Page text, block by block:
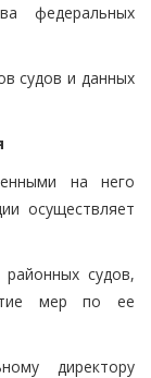
федеральных
судов и данных
на него
осуществляет
районных судов,
мер по ее
директору